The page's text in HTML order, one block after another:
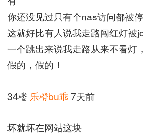
你还没见过只有个nas访问都被
这就好比有人说我走路闯红灯被
一个跳出来说我走路从来不看灯
假的，假的！
34楼 乐橙bu乖 7天前
坏就坏在网站这块